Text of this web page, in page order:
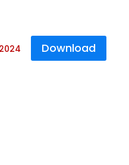
2024 Download